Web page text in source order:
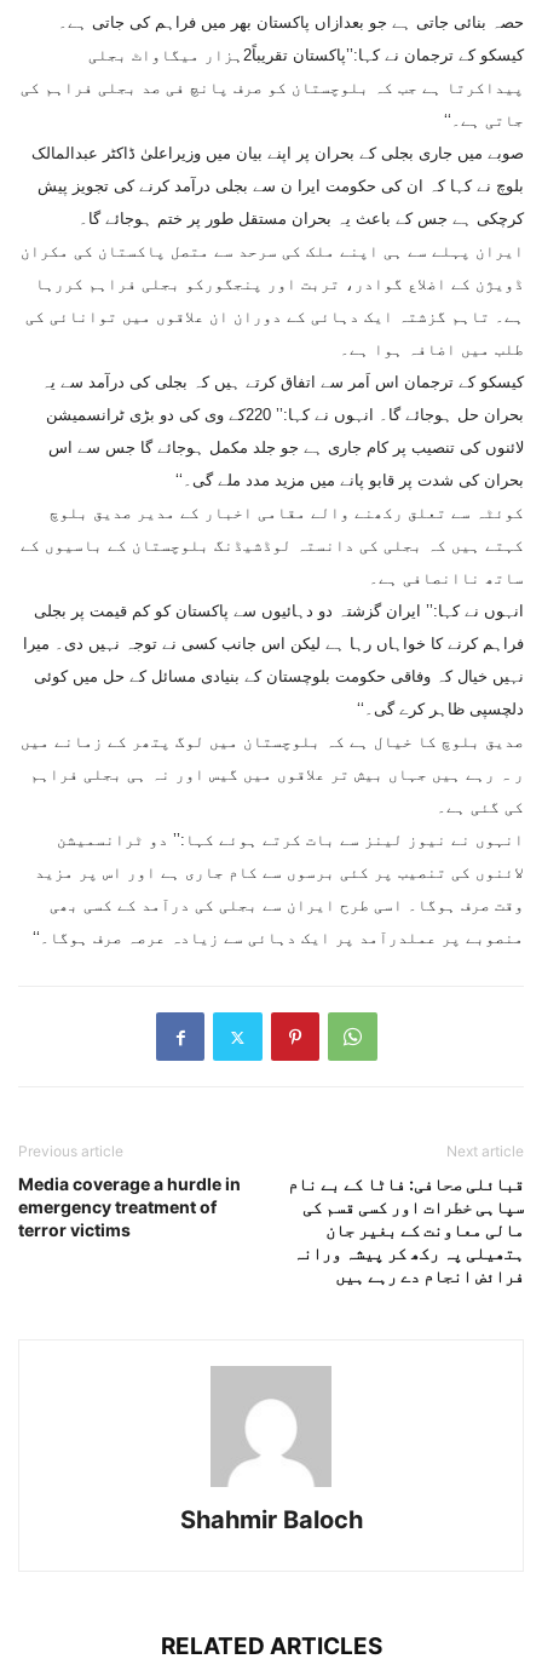
حصہ بنائی جاتی ہے جو بعدازاں پاکستان بھر میں فراہم کی جاتی ہے۔
کیسکو کے ترجمان نے کہا:’’پاکستان تقریباً2ہزار میگاواٹ بجلی
پیداکرتا ہے جب کہ بلوچستان کو صرف پانچ فی صد بجلی فراہم کی
جاتی ہے۔‘‘
صوبے میں جاری بجلی کے بحران پر اپنے بیان میں وزیراعلیٰ ڈاکٹر عبدالمالک
بلوچ نے کہا کہ ان کی حکومت ایرا ن سے بجلی درآمد کرنے کی تجویز پیش
کرچکی ہے جس کے باعث یہ بحران مستقل طور پر ختم ہوجائے گا۔
ایران پہلے سے ہی اپنے ملک کی سرحد سے متصل پاکستان کی مکران
ڈویژن کے اضلاع گوادر، تربت اور پنجگورکو بجلی فراہم کررہا
ہے۔ تاہم گزشتہ ایک دہائی کے دوران ان علاقوں میں توانائی کی
طلب میں اضافہ ہوا ہے۔
کیسکو کے ترجمان اس اَمر سے اتفاق کرتے ہیں کہ بجلی کی درآمد سے یہ
بحران حل ہوجائے گا۔ انہوں نے کہا:’’ 220کے وی کی دو بڑی ٹرانسمیشن
لائنوں کی تنصیب پر کام جاری ہے جو جلد مکمل ہوجائے گا جس سے اس
بحران کی شدت پر قابو پانے میں مزید مدد ملے گی۔‘‘
کوئٹہ سے تعلق رکھنے والے مقامی اخبار کے مدیر صدیق بلوچ
کہتے ہیں کہ بجلی کی دانستہ لوڈشیڈنگ بلوچستان کے باسیوں کے
ساتھ ناانصافی ہے۔
انہوں نے کہا:’’ ایران گزشتہ دو دہائیوں سے پاکستان کو کم قیمت پر بجلی
فراہم کرنے کا خواہاں رہا ہے لیکن اس جانب کسی نے توجہ نہیں دی۔ میرا
نہیں خیال کہ وفاقی حکومت بلوچستان کے بنیادی مسائل کے حل میں کوئی
دلچسپی ظاہر کرے گی۔‘‘
صدیق بلوچ کا خیال ہے کہ بلوچستان میں لوگ پتھر کے زمانے میں
ر ہ رہے ہیں جہاں بیش تر علاقوں میں گیس اور نہ ہی بجلی فراہم
کی گئی ہے۔
انہوں نے نیوز لینز سے بات کرتے ہوئے کہا:’’ دو ٹرانسمیشن
لائنوں کی تنصیب پر کئی برسوں سے کام جاری ہے اور اس پر مزید
وقت صرف ہوگا۔ اسی طرح ایران سے بجلی کی درآمد کے کسی بھی
منصوبے پر عملدرآمد پر ایک دہائی سے زیادہ عرصہ صرف ہوگا۔‘‘
Previous article
Media coverage a hurdle in
emergency treatment of
terror victims
Next article
قبائلی صحافی: فاٹا کے بے نام
سپاہی خطرات اور کسی قسم کی
مالی معاونت کے بغیر جان
ہتھیلی پہ رکھ کر پیشہ ورانہ
فرائض انجام دے رہے ہیں
Shahmir Baloch
RELATED ARTICLES